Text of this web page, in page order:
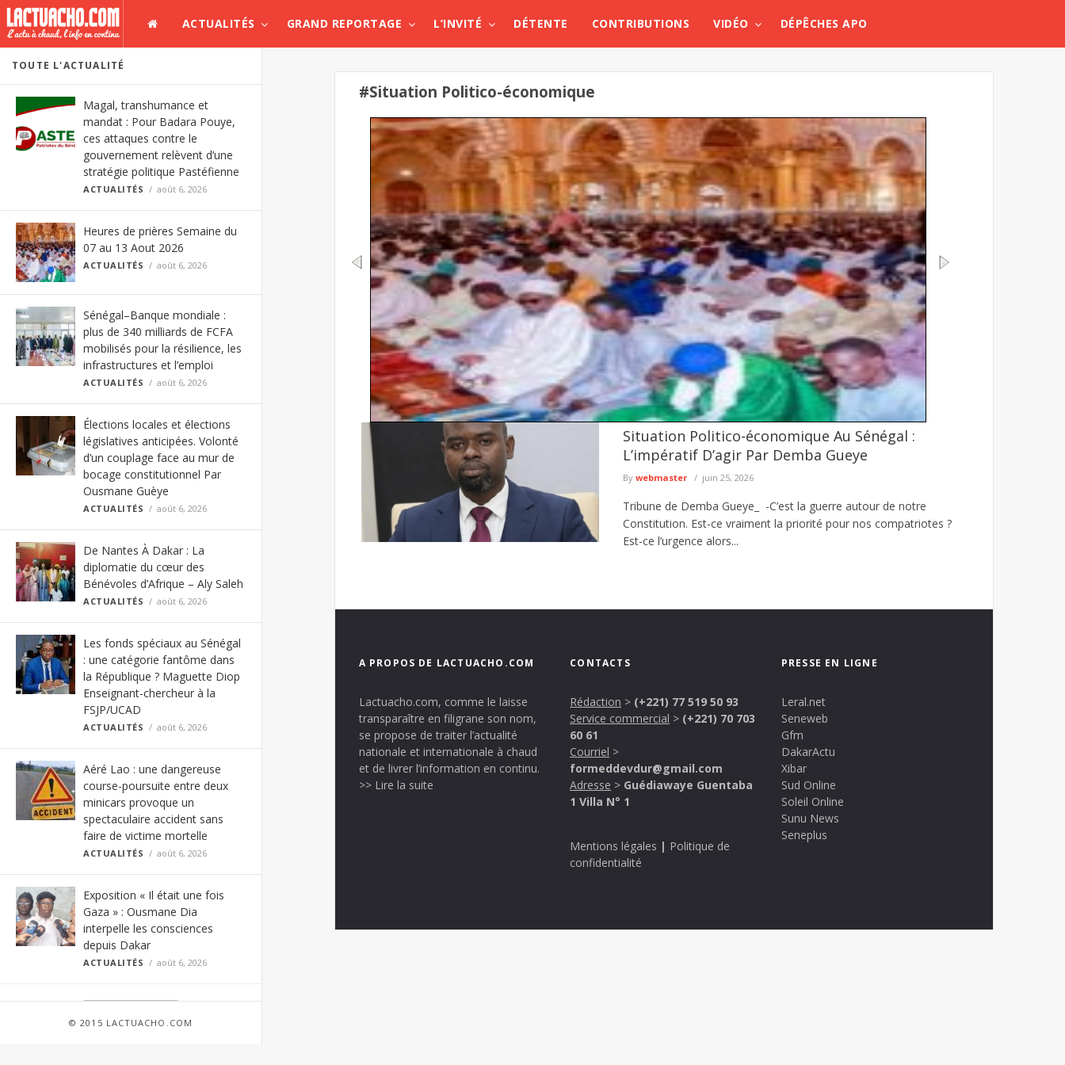
ACTUALITÉS GRAND REPORTAGE L’INVITÉ DÉTENTE CONTRIBUTIONS VIDÉO DÉPÊCHES APO
TOUTE L'ACTUALITÉ
Magal, transhumance et
mandat : Pour Badara Pouye,
ces attaques contre le
gouvernement relèvent d’une
stratégie politique Pastéfienne
ACTUALITÉS août 6, 2026
Heures de prières Semaine du
07 au 13 Aout 2026
ACTUALITÉS août 6, 2026
Sénégal–Banque mondiale :
plus de 340 milliards de FCFA
mobilisés pour la résilience, les
infrastructures et l’emploi
ACTUALITÉS août 6, 2026
Élections locales et élections
législatives anticipées. Volonté
d’un couplage face au mur de
bocage constitutionnel Par
Ousmane Guèye
ACTUALITÉS août 6, 2026
De Nantes À Dakar : La
diplomatie du cœur des
Bénévoles d’Afrique – Aly Saleh
ACTUALITÉS août 6, 2026
Les fonds spéciaux au Sénégal
: une catégorie fantôme dans
la République ? Maguette Diop
Enseignant-chercheur à la
FSJP/UCAD
ACTUALITÉS août 6, 2026
Aéré Lao : une dangereuse
course-poursuite entre deux
minicars provoque un
spectaculaire accident sans
faire de victime mortelle
ACTUALITÉS août 6, 2026
Exposition « Il était une fois
Gaza » : Ousmane Dia
interpelle les consciences
depuis Dakar
ACTUALITÉS août 6, 2026
© 2015 LACTUACHO.COM
#Situation Politico-économique
Heures de prières Semaine du 07 au 13 Aout 2026
Fadjr 05 heures 40 minutes Suba 05 heures 55 minutes Tisbar
...
Situation Politico-économique Au Sénégal :
L’impératif D’agir Par Demba Gueye
By webmaster juin 25, 2026
Tribune de Demba Gueye_ -C’est la guerre autour de notre
Constitution. Est-ce vraiment la priorité pour nos compatriotes ?
Est-ce l’urgence alors...
A PROPOS DE LACTUACHO.COM
Lactuacho.com, comme le laisse
transparaître en filigrane son nom,
se propose de traiter l’actualité
nationale et internationale à chaud
et de livrer l’information en continu.
>> Lire la suite
CONTACTS
Rédaction > (+221) 77 519 50 93
Service commercial > (+221) 70 703
60 61
Courriel >
formeddevdur@gmail.com
Adresse > Guédiawaye Guentaba
1 Villa N° 1
Mentions légales | Politique de
confidentialité
PRESSE EN LIGNE
Leral.net
Seneweb
Gfm
DakarActu
Xibar
Sud Online
Soleil Online
Sunu News
Seneplus